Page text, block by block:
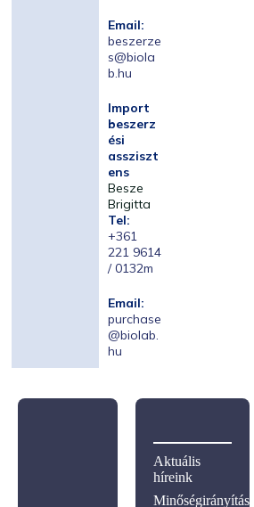
Email:
beszerze
s@biola
b.hu
Import
beszerz
ési
assziszt
ens
Besze
Brigitta
Tel:
+361
221 9614
/ 0132m
Email:
purchase
@biolab.
hu
Aktuális
híreink
Minőségirányítás